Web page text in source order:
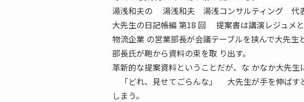
湯浅和夫の 湯浅和夫 湯浅コンサルティング 代表
大先生の日記帳編 第18 回 提案書は講演レジュメ
物流企業 の営業部長が会議テーブルを挟んで大先生
部長氏が鞄から資料の束を取 り出す。
革新的な提案資料ということだが、な かなか大先生
「どれ、見せてごらんな」 大先生が手を伸ばす
しまう。